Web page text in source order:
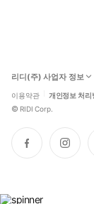
리디(주) 사업자 정보
이용약관 개인정보 처리
© RIDI Corp.
페
이
인
스